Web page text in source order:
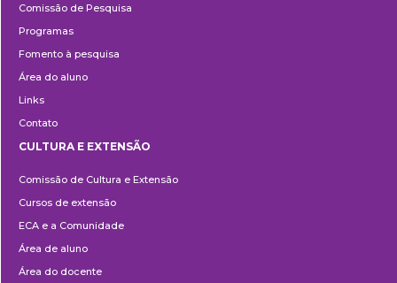
Comissão de Pesquisa
Programas
Fomento à pesquisa
Área do aluno
Links
Contato
e
Extensão
CULTURA E EXTENSÃO
Comissão de Cultura e Extensão
Cursos de extensão
ECA e a Comunidade
Área de aluno
Área do docente